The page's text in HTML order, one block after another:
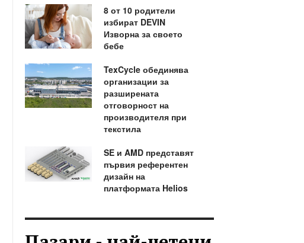
8 от 10 родители
избират DEVIN
Изворна за своето
бебе
TexCycle обединява
организации за
разширената
отговорност на
производителя при
текстила
SE и AMD представят
първия референтен
дизайн на
платформата Helios